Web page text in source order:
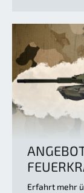
Erfahrt mehr